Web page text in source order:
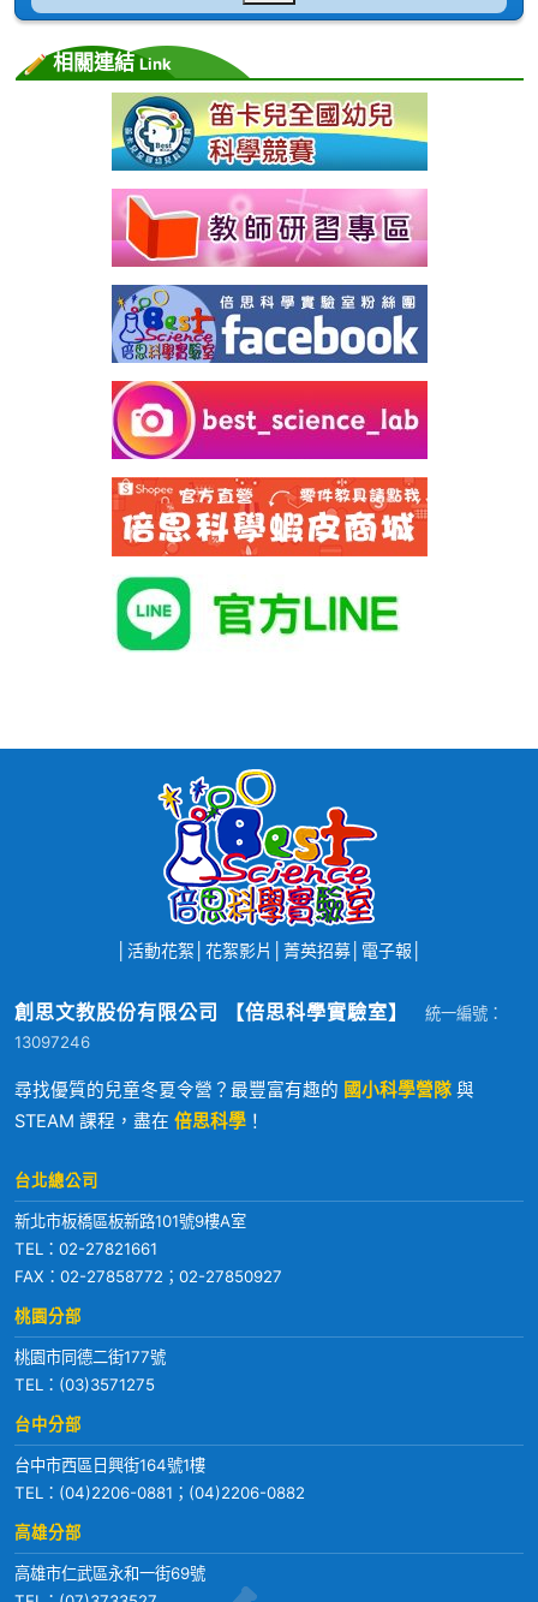
相關連結Link
活動花絮 花絮影片 菁英招募│ 電子報
創思文教股份有限公司 【倍思科學實驗室】
統一編號：
13097246
尋找優質的兒童冬夏令營？最豐富有趣的 國小科學營隊 與
STEAM 課程，盡在 倍思科學 ！
台北總公司
新北市板橋區板新路101號9樓A室
TEL： 02-27821661
FAX：02-27858772；02-27850927
桃園分部
桃園市同德二街177號
TEL： (03)3571275
台中分部
台中市西區日興街164號1樓
TEL： (04)2206-0881 ； (04)2206-0882
高雄分部
高雄市仁武區永和一街69號